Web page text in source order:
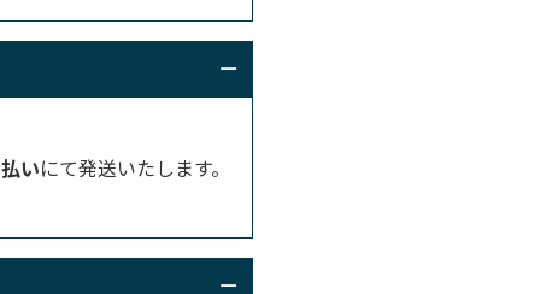
いにて発送いたします。